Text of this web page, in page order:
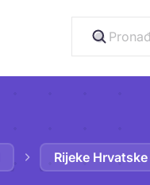
Rijeke Hrvatske